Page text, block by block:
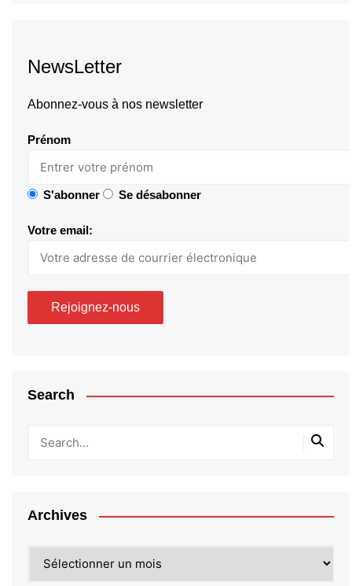
NewsLetter
Abonnez-vous à nos newsletter
Prénom
S'abonner Se désabonner
Votre email:
Search
Archives